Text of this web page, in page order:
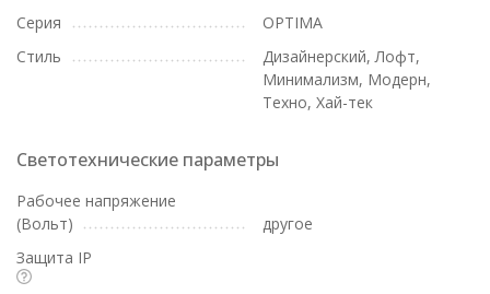
Серия
OPTIMA
Стиль
Дизайнерский, Лофт,
Минимализм, Модерн,
Техно, Хай-тек
Светотехнические параметры
Рабочее напряжение
(Вольт)
другое
Защита IP